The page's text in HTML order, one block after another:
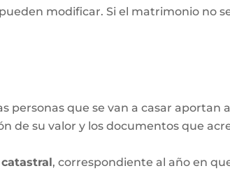
modificar. Si el matrimonio no
personas que se van a casar aportan
de su valor y los documentos que
, correspondiente al año en